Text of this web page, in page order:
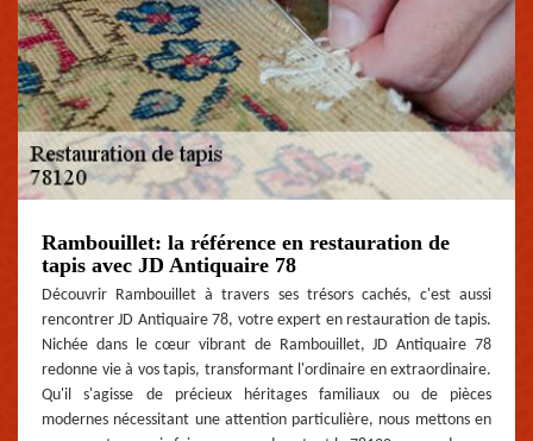
Rambouillet: la référence en restauration de
tapis avec JD Antiquaire 78
Découvrir Rambouillet à travers ses trésors cachés, c'est aussi
rencontrer JD Antiquaire 78, votre expert en restauration de tapis.
Nichée dans le cœur vibrant de Rambouillet, JD Antiquaire 78
redonne vie à vos tapis, transformant l'ordinaire en extraordinaire.
Qu'il s'agisse de précieux héritages familiaux ou de pièces
modernes nécessitant une attention particulière, nous mettons en